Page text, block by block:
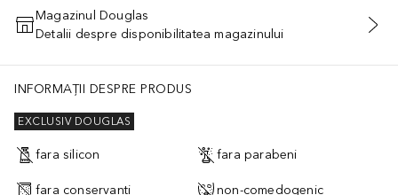
ADĂUGAȚI ÎN COŞ
Magazinul Douglas
Detalii despre disponibilitatea magazinului
INFORMAȚII DESPRE PRODUS
EXCLUSIV DOUGLAS
fara silicon fara parabeni
fara conservanti non-comedogenic